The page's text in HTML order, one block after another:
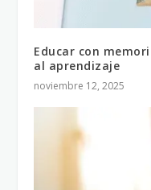
Educar con
al aprendizaje
noviembre 12, 2025